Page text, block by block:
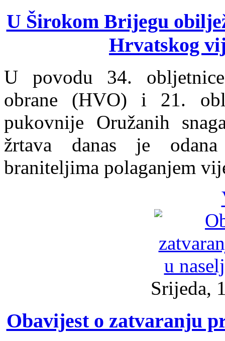
U Širokom Brijegu
Hrvatskog
U povodu 34.
obrane (HVO) i 21.
pukovnije Oružanih
žrtava danas je
braniteljima polaganjem
Srijeda,
Obavijest o zatvaranju